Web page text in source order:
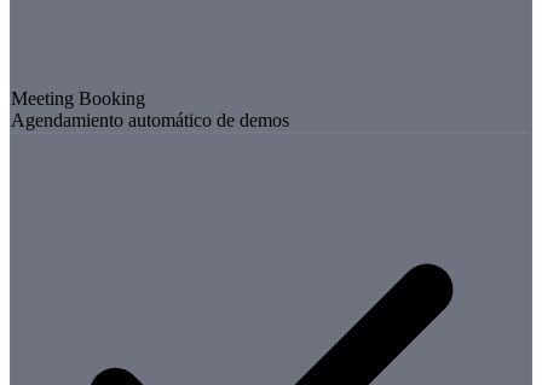
Meeting Booking
Agendamiento automático de demos